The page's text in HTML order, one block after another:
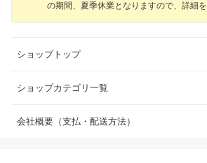
の期間、夏季休業となりますので、詳細を
ショップトップ
ショップカテゴリ一覧
会社概要（支払・配送方法）